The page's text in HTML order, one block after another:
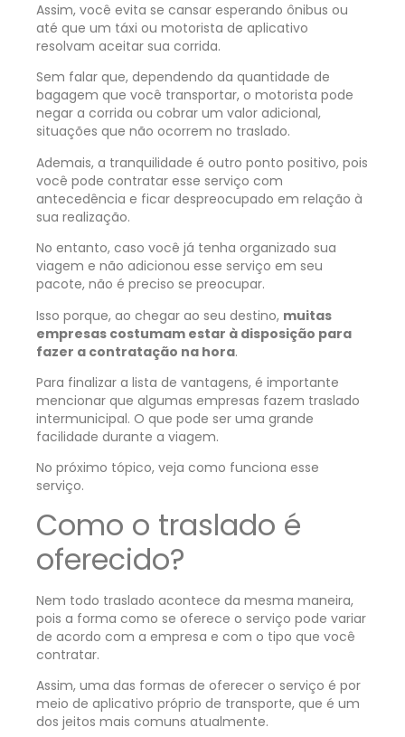
Assim, você evita se cansar esperando ônibus ou
até que um táxi ou motorista de aplicativo
resolvam aceitar sua corrida.
Sem falar que, dependendo da quantidade de
bagagem que você transportar, o motorista pode
negar a corrida ou cobrar um valor adicional,
situações que não ocorrem no traslado.
Ademais, a tranquilidade é outro ponto positivo, pois
você pode contratar esse serviço com
antecedência e ficar despreocupado em relação à
sua realização.
No entanto, caso você já tenha organizado sua
viagem e não adicionou esse serviço em seu
pacote, não é preciso se preocupar.
Isso porque, ao chegar ao seu destino, muitas
empresas costumam estar à disposição para
fazer a contratação na hora.
Para finalizar a lista de vantagens, é importante
mencionar que algumas empresas fazem traslado
intermunicipal. O que pode ser uma grande
facilidade durante a viagem.
No próximo tópico, veja como funciona esse
serviço.
Como o traslado é
oferecido?
Nem todo traslado acontece da mesma maneira,
pois a forma como se oferece o serviço pode variar
de acordo com a empresa e com o tipo que você
contratar.
Assim, uma das formas de oferecer o serviço é por
meio de aplicativo próprio de transporte, que é um
dos jeitos mais comuns atualmente.